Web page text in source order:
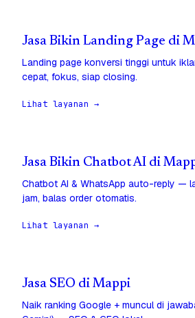
Jasa Bikin Landing Page di
Landing page konversi tinggi untuk
cepat, fokus, siap closing.
Lihat layanan →
Jasa Bikin Chatbot AI di
Chatbot AI & WhatsApp auto-reply —
jam, balas order otomatis.
Lihat layanan →
Jasa SEO di Mappi
Naik ranking Google + muncul di